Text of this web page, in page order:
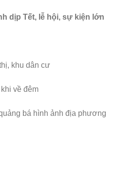
dịp Tết, lễ hội, sự kiện lớn
khu dân cư
về đêm
bá hình ảnh địa phương